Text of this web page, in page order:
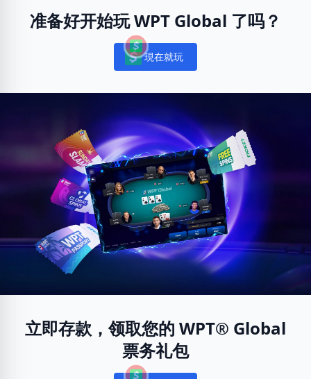
准备好开始玩 WPT Global 了吗？
Notifications
現在就玩
立即存款，领取您的 WPT® Global
票务礼包